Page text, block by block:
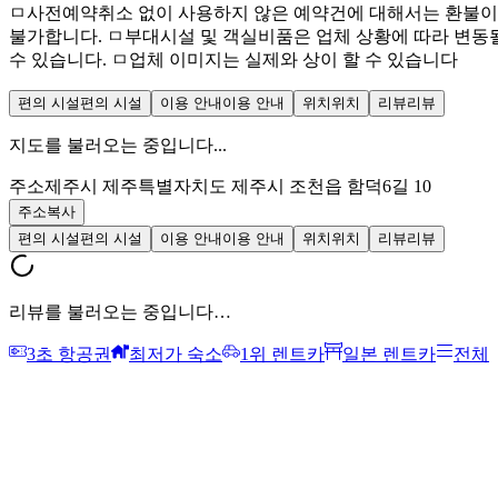
ㅁ사전예약취소 없이 사용하지 않은 예약건에 대해서는 환불이
불가합니다. ㅁ부대시설 및 객실비품은 업체 상황에 따라 변동
수 있습니다. ㅁ업체 이미지는 실제와 상이 할 수 있습니다
편의 시설 편의 시설 이용 안내 이용 안내 위치 위치 리뷰리뷰
지도를 불러오는 중입니다...
주소제주시 제주특별자치도 제주시 조천읍 함덕6길 10
주소복사
편의 시설 편의 시설 이용 안내 이용 안내 위치 위치 리뷰리뷰
리뷰를 불러오는 중입니다…
3초 항공권 최저가 숙소 1위 렌트카 일본 렌트카 전체